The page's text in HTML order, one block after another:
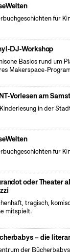
für
DJ-Workshop
Basics rund um
Makerspace-
Vorlesen am
in der
für
oder Theater
tragisch,
mitspielt.
– die
der